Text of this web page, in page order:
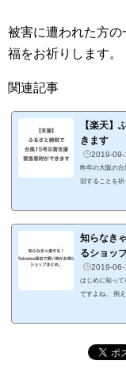
被害に遭われた方
福をお祈りします。
関連記事
【楽天】
きます
2019-09-
昨年の大阪の
旧することを祈
2,000円以下の
ップ...
知らなき
るショッ
2019-06-
はじめに知って
ですよね。 例
楽天Rebates
れるみたいで